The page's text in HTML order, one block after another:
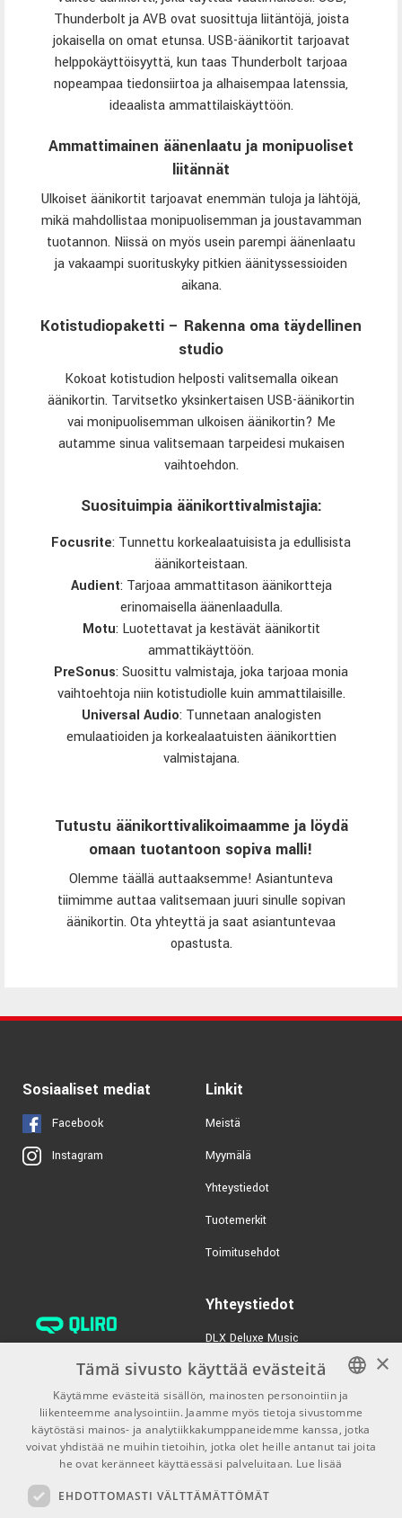
Thunderbolt ja AVB ovat suosittuja liitäntöjä, joista
jokaisella on omat etunsa. USB-äänikortit tarjoavat
helppokäyttöisyyttä, kun taas Thunderbolt tarjoaa
nopeampaa tiedonsiirtoa ja alhaisempaa latenssia,
ideaalista ammattilaiskäyttöön.
Ammattimainen äänenlaatu ja monipuoliset
liitännät
Ulkoiset äänikortit tarjoavat enemmän tuloja ja lähtöjä,
mikä mahdollistaa monipuolisemman ja joustavamman
tuotannon. Niissä on myös usein parempi äänenlaatu
ja vakaampi suorituskyky pitkien äänityssessioiden
aikana.
Kotistudiopaketti – Rakenna oma täydellinen
studio
Kokoat kotistudion helposti valitsemalla oikean
äänikortin. Tarvitsetko yksinkertaisen USB-äänikortin
vai monipuolisemman ulkoisen äänikortin? Me
autamme sinua valitsemaan tarpeidesi mukaisen
vaihtoehdon.
Suosituimpia äänikorttivalmistajia:
Focusrite: Tunnettu korkealaatuisista ja edullisista
äänikorteistaan.
Audient: Tarjoaa ammattitason äänikortteja
erinomaisella äänenlaadulla.
Motu: Luotettavat ja kestävät äänikortit
ammattikäyttöön.
PreSonus: Suosittu valmistaja, joka tarjoaa monia
vaihtoehtoja niin kotistudiolle kuin ammattilaisille.
Universal Audio: Tunnetaan analogisten
emulaatioiden ja korkealaatuisten äänikorttien
valmistajana.
Tutustu äänikorttivalikoimaamme ja löydä
omaan tuotantoon sopiva malli!
Olemme täällä auttaaksemme! Asiantunteva
tiimimme auttaa valitsemaan juuri sinulle sopivan
äänikortin. Ota yhteyttä ja saat asiantuntevaa
opastusta.
Sosiaaliset mediat
Facebook
Instagram
Linkit
Meistä
Myymälä
Yhteystiedot
Tuotemerkit
Toimitusehdot
Yhteystiedot
DLX Deluxe Music
verkkokaupan asiakaspalvelu:
tilaus@dlxmusic.fi
Puh: 0207 282240 (arkisin klo
13-17)
Puh: 0207 282250 (myymälä)
00580 Helsinki
FINNISH
FINNISH
×
Tämä sivusto käyttää evästeitä
Käytämme evästeitä sisällön, mainosten personointiin ja
liikenteemme analysointiin. Jaamme myös tietoja sivustomme
käytöstäsi mainos- ja analytiikkakumppaneidemme kanssa, jotka
voivat yhdistää ne muihin tietoihin, jotka olet heille antanut tai joita
he ovat keränneet käyttäessäsi palveluitaan. Lue lisää
EHDOTTOMASTI VÄLTTÄMÄTTÖMÄT